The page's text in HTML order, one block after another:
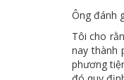
Ông đánh
Tôi cho
nay thành
phương